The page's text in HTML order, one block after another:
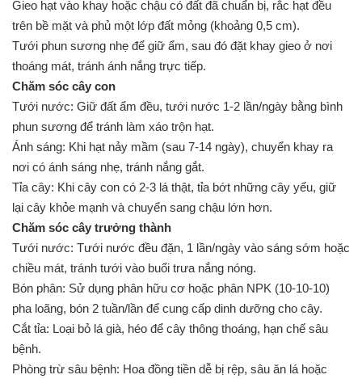
Gieo hạt vào khay hoặc chậu có đất đã chuẩn bị, rắc hạt đều
trên bề mặt và phủ một lớp đất mỏng (khoảng 0,5 cm).
Tưới phun sương nhẹ để giữ ẩm, sau đó đặt khay gieo ở nơi
thoáng mát, tránh ánh nắng trực tiếp.
Chăm sóc cây con
Tưới nước: Giữ đất ẩm đều, tưới nước 1-2 lần/ngày bằng bình
phun sương để tránh làm xáo trộn hạt.
Ánh sáng: Khi hạt nảy mầm (sau 7-14 ngày), chuyển khay ra
nơi có ánh sáng nhẹ, tránh nắng gắt.
Tỉa cây: Khi cây con có 2-3 lá thật, tỉa bớt những cây yếu, giữ
lại cây khỏe mạnh và chuyển sang chậu lớn hơn.
Chăm sóc cây trưởng thành
Tưới nước: Tưới nước đều đặn, 1 lần/ngày vào sáng sớm hoặc
chiều mát, tránh tưới vào buổi trưa nắng nóng.
Bón phân: Sử dụng phân hữu cơ hoặc phân NPK (10-10-10)
pha loãng, bón 2 tuần/lần để cung cấp dinh dưỡng cho cây.
Cắt tỉa: Loại bỏ lá già, héo để cây thông thoáng, hạn chế sâu
bệnh.
Phòng trừ sâu bệnh: Hoa đồng tiền dễ bị rệp, sâu ăn lá hoặc